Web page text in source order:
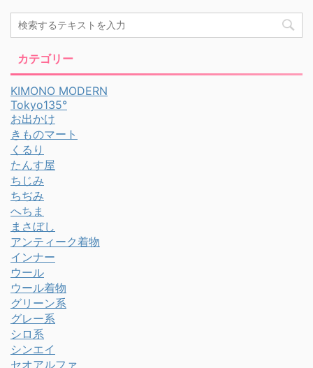
カテゴリー
KIMONO MODERN
Tokyo135°
お出かけ
きものマート
くるり
たんす屋
ちじみ
ちぢみ
へちま
まさぼし
アンティーク着物
インナー
ウール
ウール着物
グリーン系
グレー系
シロ系
シンエイ
セオアルファ